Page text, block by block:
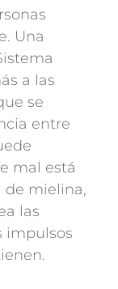
Una
a las
se
entre
mal está
de mielina,
las
impulsos